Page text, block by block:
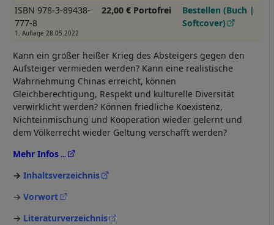
ISBN 978-3-89438-
777-8
1. Auflage 28.05.2022
22,00 € Portofrei
Bestellen (Buch |
Softcover)
Kann ein großer heißer Krieg des Absteigers gegen den
Aufsteiger vermieden werden? Kann eine realistische
Wahrnehmung Chinas erreicht, können
Gleichberechtigung, Respekt und kulturelle Diversität
verwirklicht werden? Können friedliche Koexistenz,
Nichteinmischung und Kooperation wieder gelernt und
dem Völkerrecht wieder Geltung verschafft werden?
Mehr Infos
Inhaltsverzeichnis
→ Vorwort
→ Literaturverzeichnis